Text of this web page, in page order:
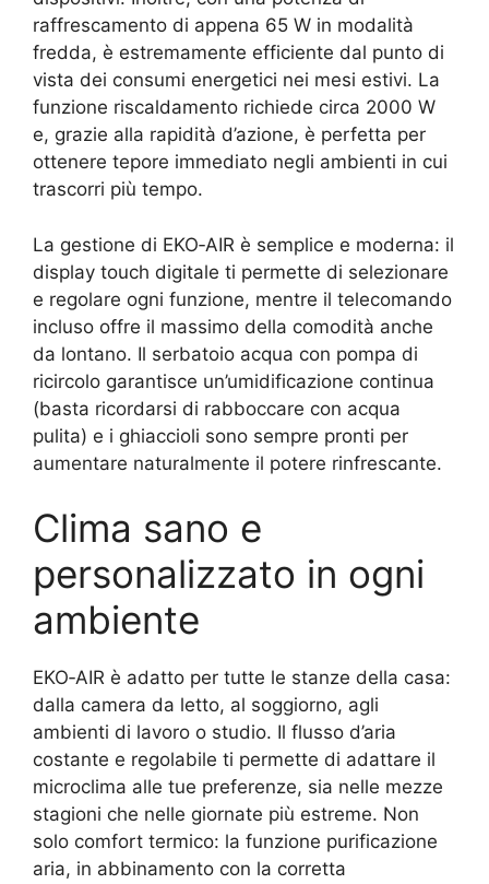
raffrescamento di appena 65 W in modalità
fredda, è estremamente efficiente dal punto di
vista dei consumi energetici nei mesi estivi. La
funzione riscaldamento richiede circa 2000 W
e, grazie alla rapidità d’azione, è perfetta per
ottenere tepore immediato negli ambienti in cui
trascorri più tempo.
La gestione di EKO‑AIR è semplice e moderna: il
display touch digitale ti permette di selezionare
e regolare ogni funzione, mentre il telecomando
incluso offre il massimo della comodità anche
da lontano. Il serbatoio acqua con pompa di
ricircolo garantisce un’umidificazione continua
(basta ricordarsi di rabboccare con acqua
pulita) e i ghiaccioli sono sempre pronti per
aumentare naturalmente il potere rinfrescante.
Clima sano e
personalizzato in ogni
ambiente
EKO‑AIR è adatto per tutte le stanze della casa:
dalla camera da letto, al soggiorno, agli
ambienti di lavoro o studio. Il flusso d’aria
costante e regolabile ti permette di adattare il
microclima alle tue preferenze, sia nelle mezze
stagioni che nelle giornate più estreme. Non
solo comfort termico: la funzione purificazione
aria, in abbinamento con la corretta